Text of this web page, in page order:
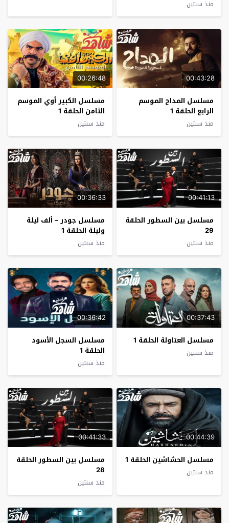
منذ سنتين
00:43:28
مسلسل المداح الموسم
الرابع الحلقة 1
منذ سنتين
00:26:48
مسلسل الكبير أوي الموسم
الثامن الحلقة 1
منذ سنتين
00:41:13
مسلسل بين السطور الحلقة
29
منذ سنتين
00:36:33
مسلسل جودر – ألف ليلة
وليلة الحلقة 1
منذ سنتين
00:37:43
مسلسل العتاولة الحلقة 1
منذ سنتين
00:36:42
مسلسل السجل الأسود
الحلقة 1
منذ سنتين
00:44:39
مسلسل الحشاشين الحلقة 1
منذ سنتين
00:41:33
مسلسل بين السطور الحلقة
28
منذ سنتين